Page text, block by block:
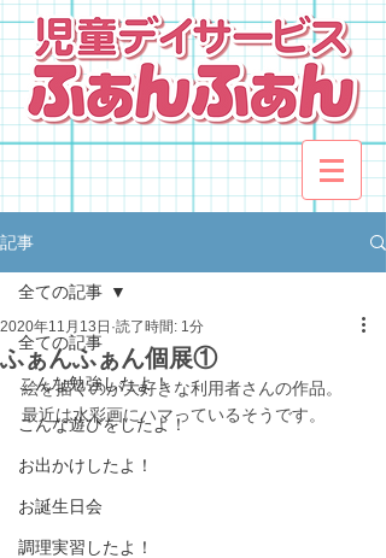
記事
全ての記事
こんな勉強したよ！
こんな遊びをしたよ！
お出かけしたよ！
お誕生日会
調理実習したよ！
全ての記事
ふぁんふぁん個展①
2020年11月13日 読了時間: 1分
絵を描くのが大好きな利用者さんの作品。
最近は水彩画にハマっているそうです。